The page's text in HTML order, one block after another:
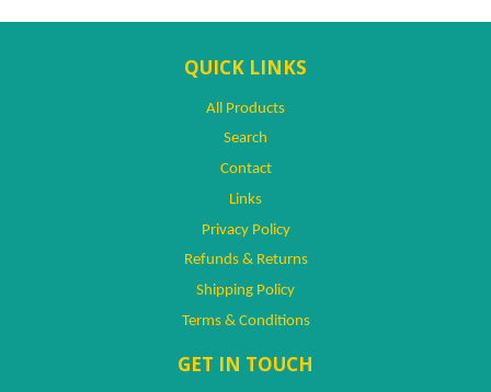
QUICK LINKS
All Products
Search
Contact
Links
Privacy Policy
Refunds & Returns
Shipping Policy
Terms & Conditions
GET IN TOUCH